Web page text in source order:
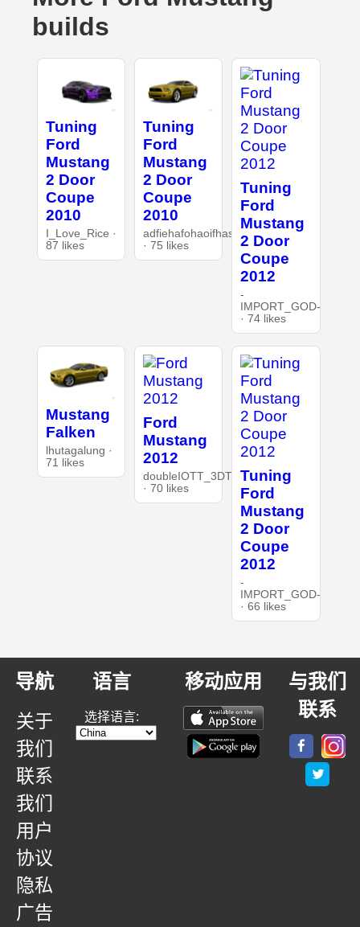
builds
Tuning
Ford
Mustang
2 Door
Coupe
2010
I_Love_Rice ·
87 likes
Tuning
Ford
Mustang
2 Door
Coupe
2010
adfiehafohaoifhasd
· 75 likes
Tuning
Ford
Mustang
2 Door
Coupe
2012
-
IMPORT_GOD-
· 74 likes
Mustang
Falken
lhutagalung ·
71 likes
Ford
Mustang
2012
doubleIOTT_3DT
· 70 likes
Tuning
Ford
Mustang
2 Door
Coupe
2012
-
IMPORT_GOD-
· 66 likes
导航
关于
我们
联系
我们
用户
协议
隐私
广告
语言
选择语言:
移动应用
与我们
联系